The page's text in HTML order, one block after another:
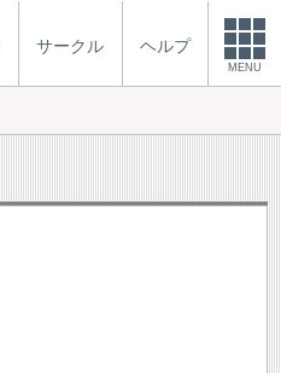
サークル ヘルプ
MENU